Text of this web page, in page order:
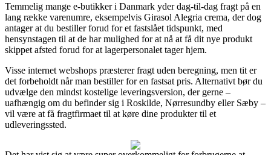
Temmelig mange e-butikker i Danmark yder dag-til-dag fragt på en
lang række varenumre, eksempelvis Girasol Alegria crema, der dog
antager at du bestiller forud for et fastslået tidspunkt, med
hensynstagen til at de har mulighed for at nå at få dit nye produkt
skippet afsted forud for at lagerpersonalet tager hjem.
Visse internet webshops præsterer fragt uden beregning, men tit er
det forbeholdt når man bestiller for en fastsat pris. Alternativt bør du
udvælge den mindst kostelige leveringsversion, der gerne –
uafhængig om du befinder sig i Roskilde, Nørresundby eller Sæby –
vil være at få fragtfirmaet til at køre dine produkter til et
udleveringssted.